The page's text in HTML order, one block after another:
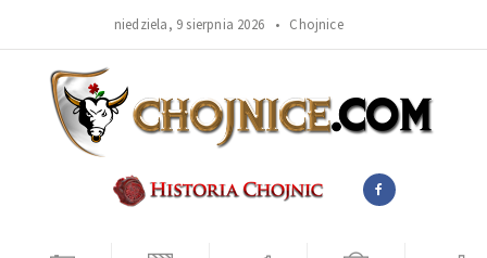
niedziela, 9 sierpnia 2026 • Chojnice